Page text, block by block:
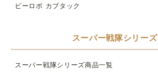
ビーロボ カブタック
スーパー戦隊シリーズ
スーパー戦隊シリーズ商品一覧